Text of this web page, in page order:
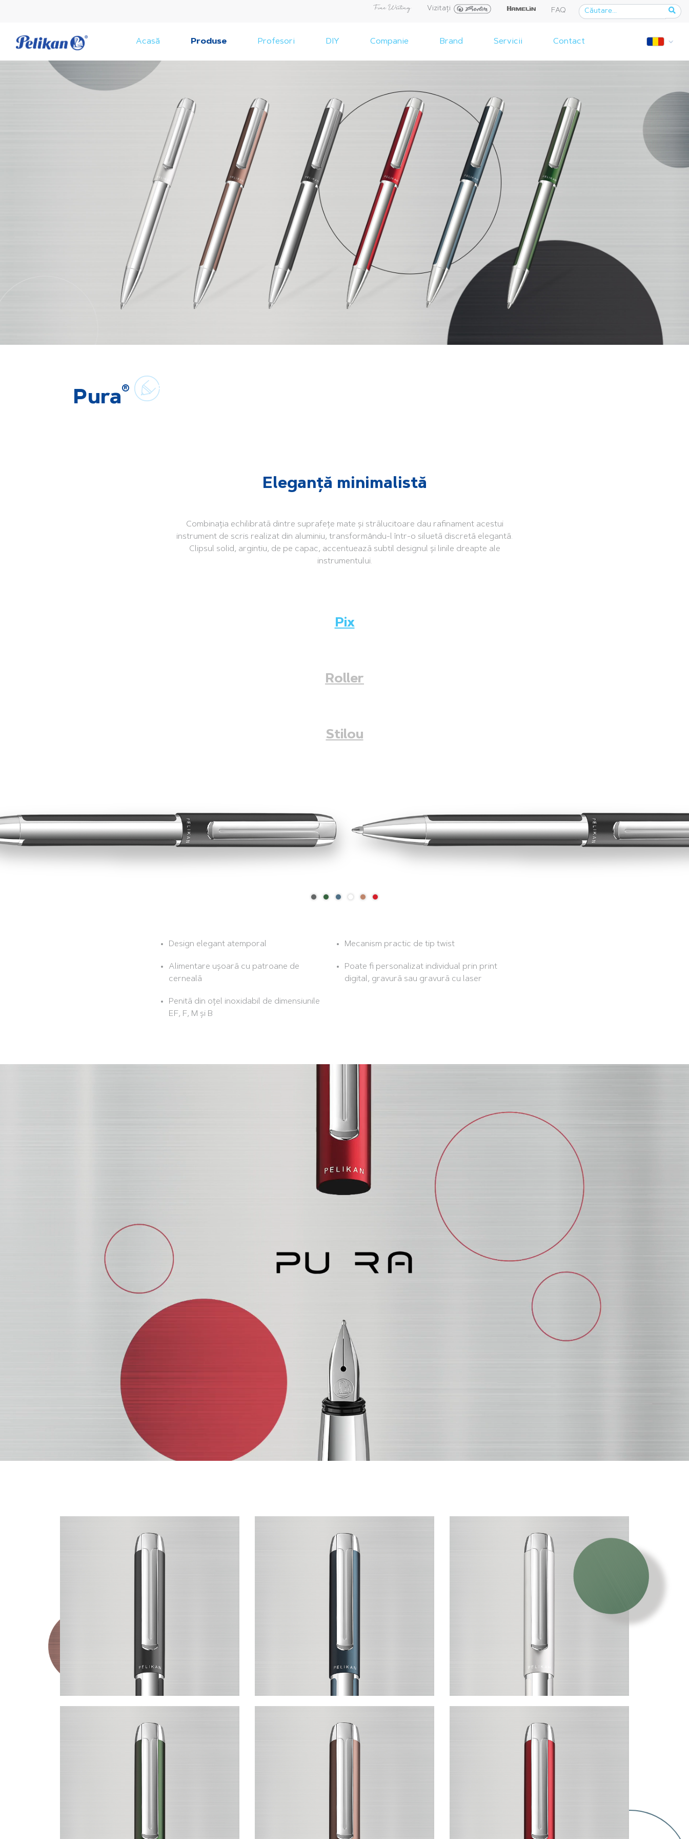
Vizitați FAQ
Acasă Produse Profesori DIY Companie Brand Servicii Contact
Pura®
Eleganță minimalistă
Combinația echilibrată dintre suprafețe mate și strălucitoare dau rafinament acestui
instrument de scris realizat din aluminiu, transformându-l într-o siluetă discretă elegantă.
Clipsul solid, argintiu, de pe capac, accentuează subtil designul și linile dreapte ale
instrumentului.
Pix
Roller
Stilou
Design elegant atemporal Mecanism practic de tip twist
Alimentare ușoară cu patroane de
cerneală
Poate fi personalizat individual prin print
digital, gravură sau gravură cu laser
Penită din oțel inoxidabil de dimensiunile
EF, F, M și B